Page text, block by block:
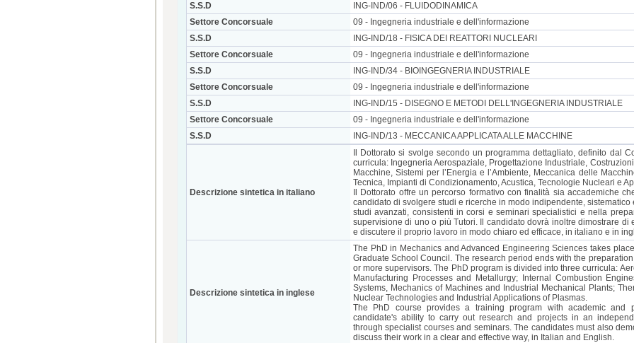
S.S.D
ING-IND/06 - FLUIDODINAMICA
Settore Concorsuale
09 - Ingegneria industriale e dell'informazione
S.S.D
ING-IND/18 - FISICA DEI REATTORI NUCLEARI
Settore Concorsuale
09 - Ingegneria industriale e dell'informazione
S.S.D
ING-IND/34 - BIOINGEGNERIA INDUSTRIALE
Settore Concorsuale
09 - Ingegneria industriale e dell'informazione
S.S.D
ING-IND/15 - DISEGNO E METODI DELL'INGEGNERIA INDUSTRIALE
Settore Concorsuale
09 - Ingegneria industriale e dell'informazione
S.S.D
ING-IND/13 - MECCANICA APPLICATA ALLE MACCHINE
Descrizione sintetica in italiano
Il Dottorato si svolge secondo un programma dettagliato, definito dal
curricula: Ingegneria Aerospaziale, Progettazione Industriale,
Macchine, Sistemi per l’Energia e l’Ambiente, Meccanica delle
Tecnica, Impianti di Condizionamento, Acustica, Tecnologie Nucleari e
Il Dottorato offre un percorso formativo con finalità sia accademiche
candidato di svolgere studi e ricerche in modo indipendente,
studi avanzati, consistenti in corsi e seminari specialistici e nella
supervisione di uno o più Tutori. Il candidato dovrà inoltre dimostrare di
e discutere il proprio lavoro in modo chiaro ed efficace, in italiano e in
Descrizione sintetica in inglese
The PhD in Mechanics and Advanced Engineering Sciences takes
Graduate School Council. The research period ends with the
or more supervisors. The PhD program is divided into three curricula:
Manufacturing Processes and Metallurgy; Internal Combustion
Systems, Mechanics of Machines and Industrial Mechanical Plants;
Nuclear Technologies and Industrial Applications of Plasmas.
The PhD course provides a training program with academic and
candidate's ability to carry out research and projects in an
through specialist courses and seminars. The candidates must also
discuss their work in a clear and effective way, in Italian and English.